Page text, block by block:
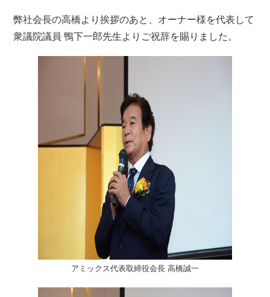
弊社会長の高橋より挨拶のあと、オーナー様を代表して
衆議院議員 鴨下一郎先生よりご祝辞を賜りました。
アミックス代表取締役会長 高橋誠一